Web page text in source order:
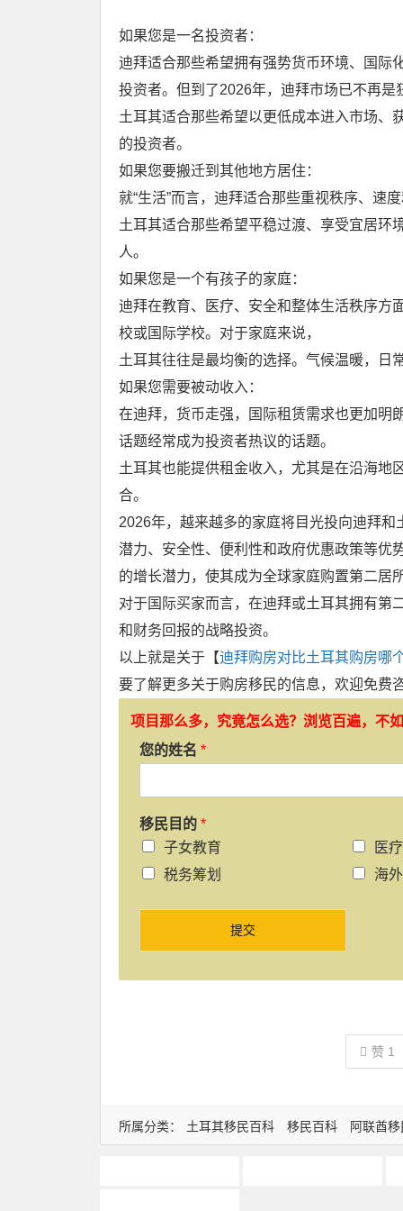
如果您是一名投资者：
迪拜适合那些希望拥有强势货币环境、国际
投资者。但到了2026年，迪拜市场已不再
土耳其适合那些希望以更低成本进入市场、
的投资者。
如果您要搬迁到其他地方居住：
就“生活”而言，迪拜适合那些重视秩序、速
土耳其适合那些希望平稳过渡、享受宜居环
人。
如果您是一个有孩子的家庭：
迪拜在教育、医疗、安全和整体生活秩序方
校或国际学校。对于家庭来说，
土耳其往往是最均衡的选择。气候温暖，日
如果您需要被动收入：
在迪拜，货币走强，国际租赁需求也更加明
话题经常成为投资者热议的话题。
土耳其也能提供租金收入，尤其是在沿海地
合。
2026年，越来越多的家庭将目光投向迪拜
潜力、安全性、便利性和政府优惠政策等优
的增长潜力，使其成为全球家庭购置第二居
对于国际买家而言，在迪拜或土耳其拥有第
和财务回报的战略投资。
以上就是关于【迪拜购房对比土耳其购房哪
要了解更多关于购房移民的信息，欢迎免费
项目那么多，究竟怎么选？浏览百遍，不
您的姓名 *
移民目的 *
子女教育
医
税务筹划
海
提交
赞 1
所属分类： 土耳其移民百科 移民百科 阿联酋